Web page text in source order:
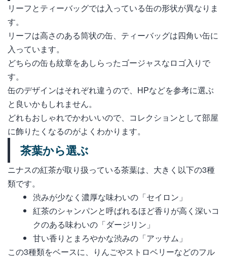
リーフとティーバッグでは入っている缶の形状が異なりま
す。
リーフは高さのある筒状の缶、ティーバッグは四角い缶に
入っています。
どちらの缶も紋章をあしらったゴージャスなロゴ入りで
す。
缶のデザインはそれぞれ違うので、HPなどを参考に選ぶ
と良いかもしれません。
どれもおしゃれでかわいいので、コレクションとして部屋
に飾りたくなるのがよくわかります。
茶葉から選ぶ
ニナスの紅茶が取り扱っている茶葉は、大きく以下の3種
類です。
渋みが少なく濃厚な味わいの「セイロン」
紅茶のシャンパンと呼ばれるほど香りが高く深いコ
クのある味わいの「ダージリン」
甘い香りとまろやかな渋みの「アッサム」
この3種類をベースに、りんごやストロベリーなどのフル